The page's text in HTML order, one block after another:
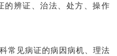
的辨证、治法、处方、操作
常见病证的病因病机、理法